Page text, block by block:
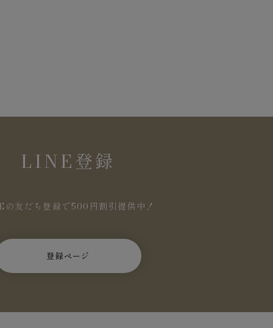
LINE登録
友だち登録で500円割引提供中！
登録ページ